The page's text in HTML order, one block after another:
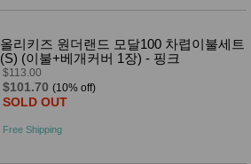
올리키즈 원더랜드 모달100 차렵이불세트
(S) (이불+베개커버 1장) - 핑크
$113.00
$101.70 (10% off)
SOLD OUT
Free Shipping